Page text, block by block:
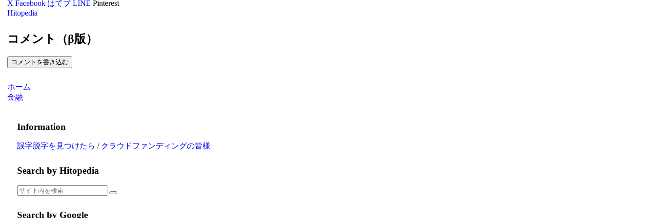
X Facebook はてブ LINE Pinterest
Hitopedia
コメント（β版）
コメントを書き込む
ホーム
金融
Information
誤字脱字を見つけたら / クラウドファンディングの皆様
Search by Hitopedia
Search by Google